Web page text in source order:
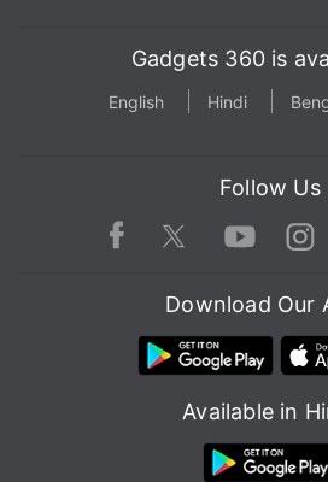
Gadgets 360 is
English Hindi
Follow Us
Facebook TwitterYoutube
Download Our
Available in